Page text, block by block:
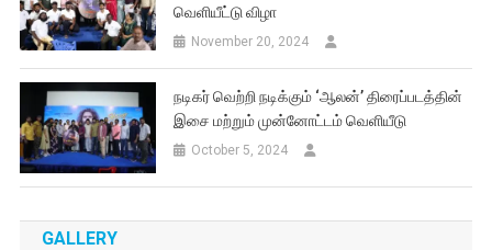
வெளியீட்டு விழா
November 20, 2024
நடிகர் வெற்றி நடிக்கும் ‘ஆலன்’ திரைப்படத்தின்
இசை மற்றும் முன்னோட்டம் வெளியீடு
October 5, 2024
GALLERY